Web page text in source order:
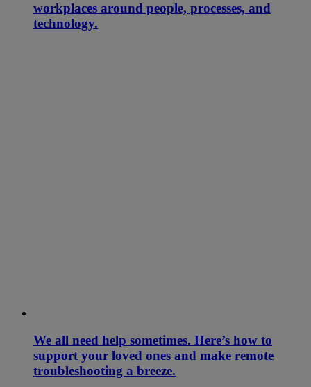
workplaces around people, processes, and
technology.
We all need help sometimes. Here’s how to
support your loved ones and make remote
troubleshooting a breeze.